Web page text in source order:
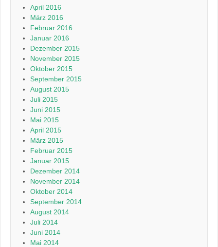
April 2016
März 2016
Februar 2016
Januar 2016
Dezember 2015
November 2015
Oktober 2015
September 2015
August 2015
Juli 2015
Juni 2015
Mai 2015
April 2015
März 2015
Februar 2015
Januar 2015
Dezember 2014
November 2014
Oktober 2014
September 2014
August 2014
Juli 2014
Juni 2014
Mai 2014